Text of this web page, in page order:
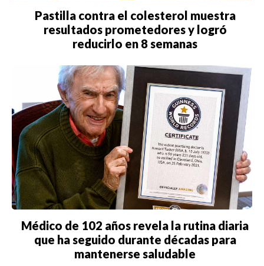
Pastilla contra el colesterol muestra
resultados prometedores y logró
reducirlo en 8 semanas
Médico de 102 años revela la rutina diaria
que ha seguido durante décadas para
mantenerse saludable